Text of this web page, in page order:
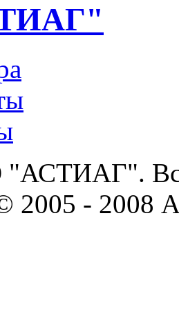
2005 -